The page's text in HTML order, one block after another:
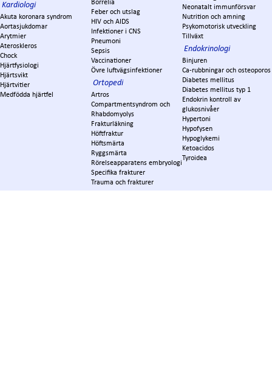
Kardiologi
Akuta koronara syndrom
Aortasjukdomar
Arytmier
Ateroskleros
Chock
Hjärtfysiologi
Hjärtsvikt
Hjärtvitier
Medfödda hjärtfel
Borrelia
Feber och utslag
HIV och AIDS
Infektioner i CNS
Pneumoni
Sepsis
Vaccinationer
Övre luftvägsinfektioner
Ortopedi
Artros
Compartmentsyndrom och
Rhabdomyolys
Frakturläkning
Höftfraktur
Höftsmärta
Ryggsmärta
Rörelseapparatens embryologi
Specifika frakturer
Trauma och frakturer
Neonatalt immunförsvar
Nutrition och amning
Psykomotorisk utveckling
Tillväxt
Endokrinologi
Binjuren
Ca-rubbningar och osteoporos
Diabetes mellitus
Diabetes mellitus typ 1
Endokrin kontroll av
glukosnivåer
Hypertoni
Hypofysen
Hypoglykemi
Ketoacidos
Tyroidea